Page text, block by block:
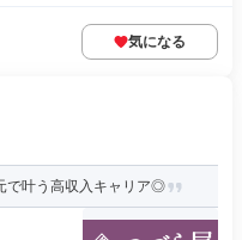
気になる
で叶う高収入キャリア◎